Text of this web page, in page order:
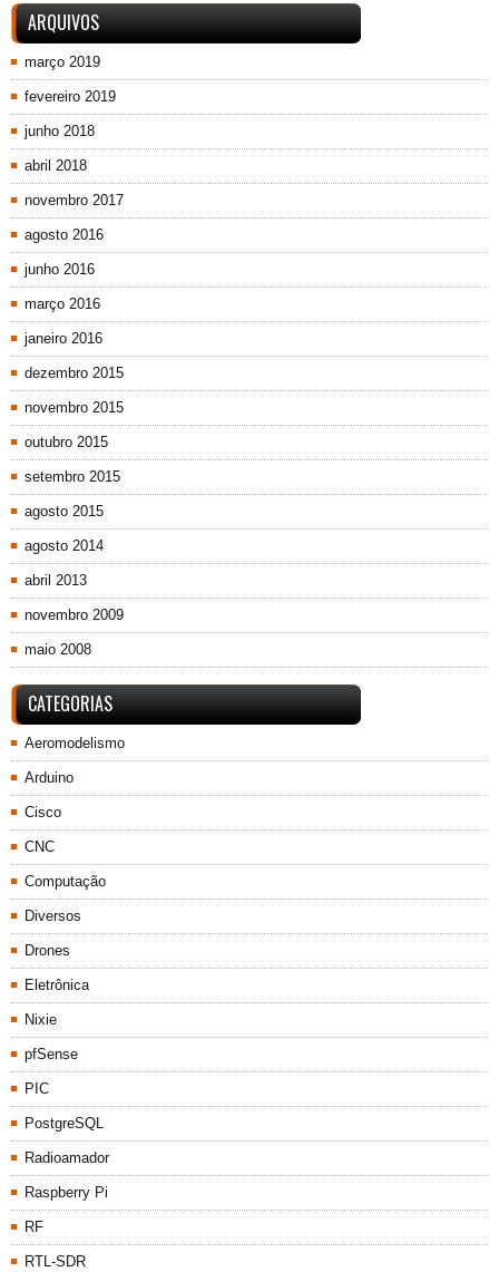
ARQUIVOS
março 2019
fevereiro 2019
junho 2018
abril 2018
novembro 2017
agosto 2016
junho 2016
março 2016
janeiro 2016
dezembro 2015
novembro 2015
outubro 2015
setembro 2015
agosto 2015
agosto 2014
abril 2013
novembro 2009
maio 2008
CATEGORIAS
Aeromodelismo
Arduino
Cisco
CNC
Computação
Diversos
Drones
Eletrônica
Nixie
pfSense
PIC
PostgreSQL
Radioamador
Raspberry Pi
RF
RTL-SDR